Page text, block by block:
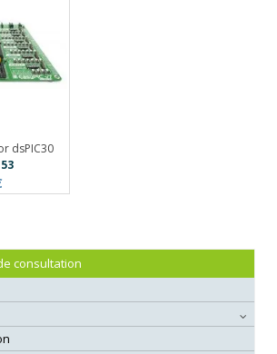
dsPIC30
consultation